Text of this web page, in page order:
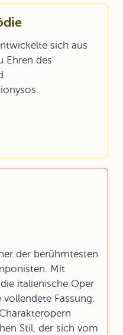
sich aus
Ehren des
der berühmtesten
Mit
italienische Oper
Fassung.
Stil, der sich vom